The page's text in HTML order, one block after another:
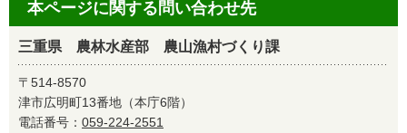
本ページに関する問い合わせ先
三重県 農林水産部 農山漁村づくり課
〒514-8570
津市広明町13番地（本庁6階）
電話番号： 059-224-2551